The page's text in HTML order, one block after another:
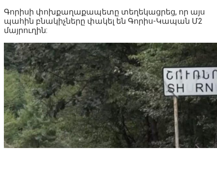
Գորիսի փոխքաղաքապետը տեղեկացրեց, որ այս
պահին բնակիչները փակել են Գորիս-Կապան Մ2
մայրուղին: